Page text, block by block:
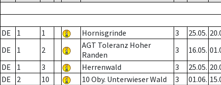
DE 1 1 Hornisgrinde 3 25.05.
DE
1 2
AGT Toleranz Hoher
Randen
3 16.05.
DE
1 3 Herrenwald 3 25.05.
DE
2 10 10 Oby. Unterwieser Wald 3 01.06.